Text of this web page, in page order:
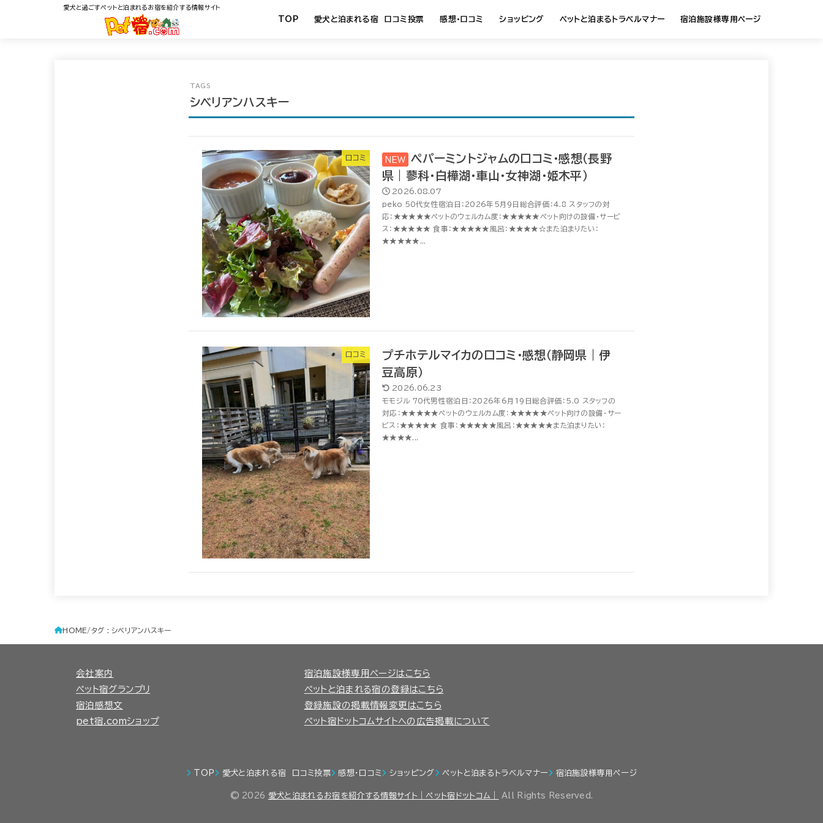
愛犬と過ごすペットと泊まれるお宿を紹介する情報サイト
TOP 愛犬と泊まれる宿 口コミ投票 感想・口コミ ショッピング ペットと泊まるトラベルマナー 宿泊施設様専用ページ
シベリアンハスキー
口コミ
ペパーミントジャムの口コミ・感想（長野
県｜蓼科・白樺湖・車山・女神湖・姫木平）
2026.08.07
peko 50代女性宿泊日：2026年5月9日総合評価：4.8 スタッフの対
応：★★★★★ペットのウェルカム度：★★★★★ペット向けの設備・サービ
ス：★★★★★ 食事：★★★★★風呂：★★★★☆また泊まりたい：
★★★★★...
口コミ
プチホテルマイカの口コミ・感想（静岡県｜伊
豆高原）
2026.06.23
モモジル 70代男性宿泊日：2026年6月19日総合評価：5.0 スタッフの
対応：★★★★★ペットのウェルカム度：★★★★★ペット向けの設備・サー
ビス：★★★★★ 食事：★★★★★風呂：★★★★★また泊まりたい：
★★★★...
HOME タグ : シベリアンハスキー
会社案内
ペット宿グランプリ
宿泊感想文
pet宿.comショップ
宿泊施設様専用ページはこちら
ペットと泊まれる宿の登録はこちら
登録施設の掲載情報変更はこちら
ペット宿ドットコムサイトへの広告掲載について
TOP 愛犬と泊まれる宿 口コミ投票 感想・口コミ ショッピング ペットと泊まるトラベルマナー 宿泊施設様専用ページ
© 2026 愛犬と泊まれるお宿を紹介する情報サイト｜ペット宿ドットコム｜ All Rights Reserved.